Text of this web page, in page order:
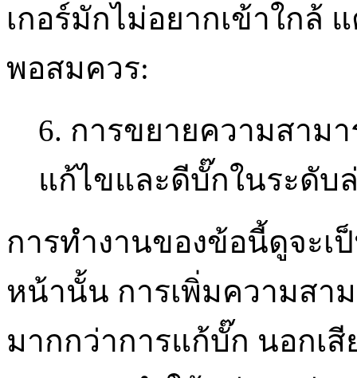
เกอร์มักไม่อยากเข้าใกล้
พอสมควร:
6. การขยายความสาม
แก้ไขและดีบั๊กในระดับ
การทำงานของข้อนี้ดูจะเ
หน้านั้น การเพิ่มความสา
มากกว่าการแก้บั๊ก นอกเ